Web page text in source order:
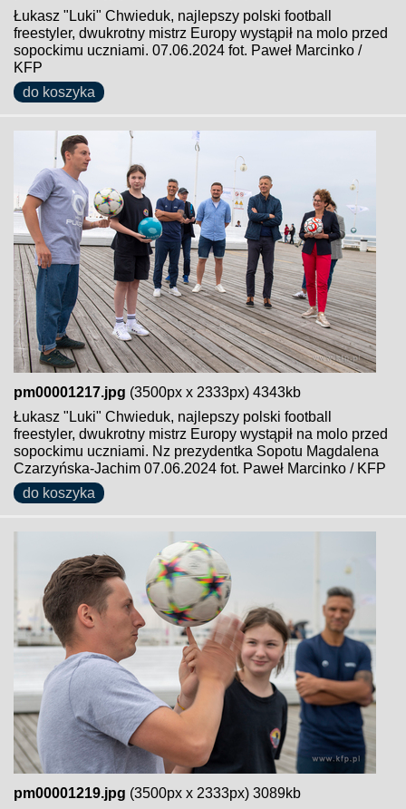
Łukasz "Luki" Chwieduk, najlepszy polski football
freestyler, dwukrotny mistrz Europy wystąpił na molo przed
sopockimu uczniami. 07.06.2024 fot. Paweł Marcinko /
KFP
do koszyka
pm00001217.jpg (3500px x 2333px) 4343kb
Łukasz "Luki" Chwieduk, najlepszy polski football
freestyler, dwukrotny mistrz Europy wystąpił na molo przed
sopockimu uczniami. Nz prezydentka Sopotu Magdalena
Czarzyńska-Jachim 07.06.2024 fot. Paweł Marcinko / KFP
do koszyka
pm00001219.jpg (3500px x 2333px) 3089kb